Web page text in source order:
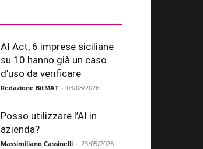
AI Act, 6 imprese siciliane
su 10 hanno già un caso
d’uso da verificare
Redazione BitMAT - 03/08/2026
Posso utilizzare l’AI in
azienda?
Massimiliano Cassinelli - 23/05/2026